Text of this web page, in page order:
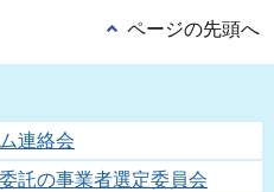
ページの先頭へ
連絡会
託の事業者選定委員会